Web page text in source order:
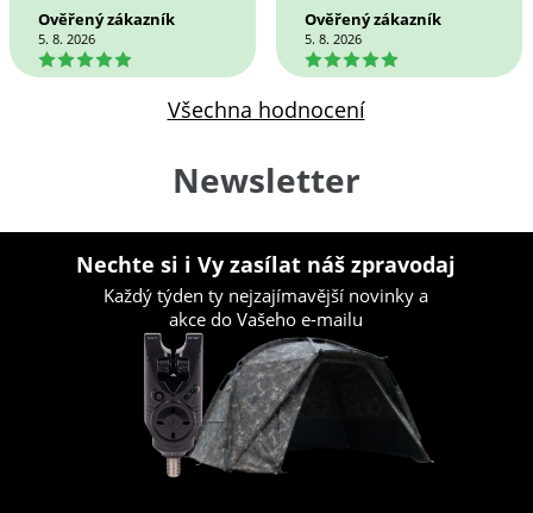
Ověřený zákazník
5. 8. 2026
5
Ověřený zákazník
5. 8. 2026
5
Všechna hodnocení
Newsletter
Nechte si i Vy zasílat náš zpravodaj
Každý týden ty nejzajímavější novinky a
akce do Vašeho e-mailu